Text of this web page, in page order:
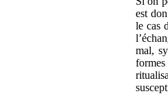
est
le cas
mal,
formes